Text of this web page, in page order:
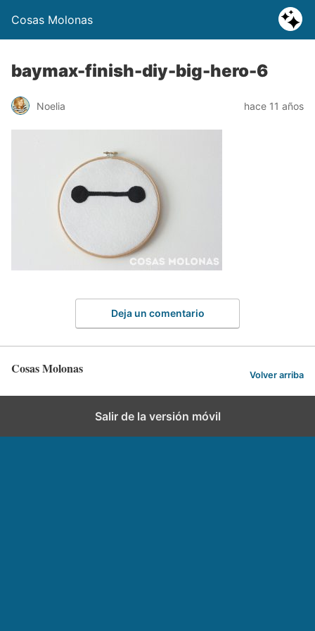
Cosas Molonas
baymax-finish-diy-big-hero-6
Noelia hace 11 años
Deja un comentario
Cosas Molonas Volver arriba
Salir de la versión móvil